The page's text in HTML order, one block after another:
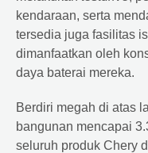
kendaraan, serta
tersedia juga fasilitas
dimanfaatkan oleh
daya baterai mereka.
Berdiri megah di atas
bangunan mencapai
seluruh produk Chery